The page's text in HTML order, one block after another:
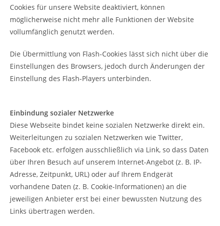
Cookies für unsere Website deaktiviert, können
möglicherweise nicht mehr alle Funktionen der Website
vollumfänglich genutzt werden.
Die Übermittlung von Flash-Cookies lässt sich nicht über die
Einstellungen des Browsers, jedoch durch Änderungen der
Einstellung des Flash-Players unterbinden.
Einbindung sozialer Netzwerke
Diese Webseite bindet keine sozialen Netzwerke direkt ein.
Weiterleitungen zu sozialen Netzwerken wie Twitter,
Facebook etc. erfolgen ausschließlich via Link, so dass Daten
über Ihren Besuch auf unserem Internet-Angebot (z. B. IP-
Adresse, Zeitpunkt, URL) oder auf Ihrem Endgerät
vorhandene Daten (z. B. Cookie-Informationen) an die
jeweiligen Anbieter erst bei einer bewussten Nutzung des
Links übertragen werden.